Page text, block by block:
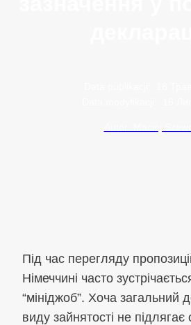
Під час перегляду
Німеччині часто
“мініджоб”. Хоча загальний
виду зайнятості не